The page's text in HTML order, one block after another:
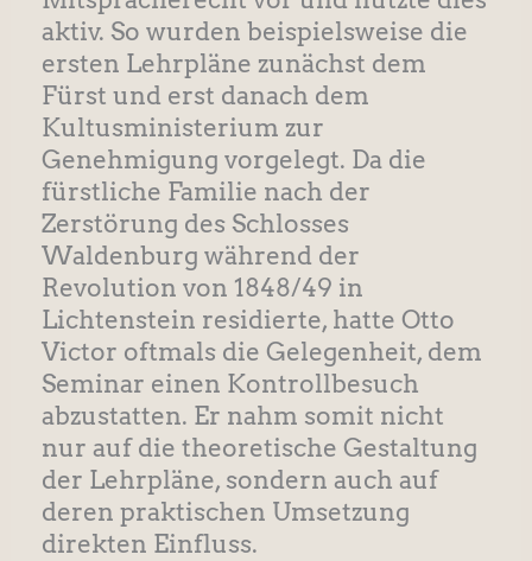
aktiv. So wurden beispielsweise die
ersten Lehrpläne zunächst dem
Fürst und erst danach dem
Kultusministerium zur
Genehmigung vorgelegt. Da die
fürstliche Familie nach der
Zerstörung des Schlosses
Waldenburg während der
Revolution von 1848/49 in
Lichtenstein residierte, hatte Otto
Victor oftmals die Gelegenheit, dem
Seminar einen Kontrollbesuch
abzustatten. Er nahm somit nicht
nur auf die theoretische Gestaltung
der Lehrpläne, sondern auch auf
deren praktischen Umsetzung
direkten Einfluss.